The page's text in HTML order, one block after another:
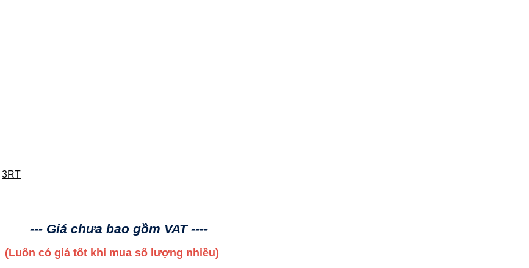
3RT
--- Giá chưa bao gồm VAT ----
(Luôn có giá tốt khi mua số lượng nhiều)